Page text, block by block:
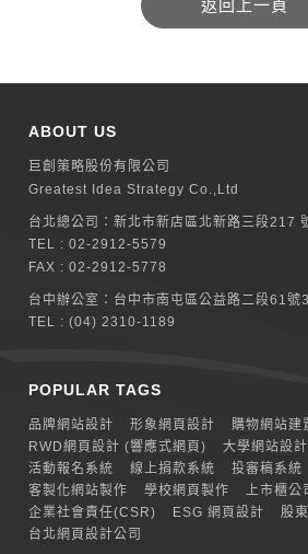
ABOUT US
巨創策略股份有限公司
Greatest Idea Strategy Co.,Ltd
台北總公司：新北巿新店區北新路三段217
TEL :02-2912-5579
FAX : 02-2912-5778
台中辦公室： 台中市南屯區公益路二段61號
TEL :(04) 2310-1189
POPULAR TAGS
品牌網站設計 形象網頁設計 購物網站建
RWD網頁設計 (響應式網頁)
大學網站設計
活動報名系統
線上捐款系統 投審稿系統
客製化網站製作
學校網頁製作
上市櫃公
企業社會責任(CSR)
ESG 網頁設計 股
台北網頁設計公司